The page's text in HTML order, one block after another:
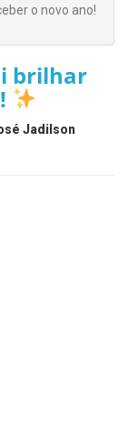
o novo ano!
brilhar
Jadilson